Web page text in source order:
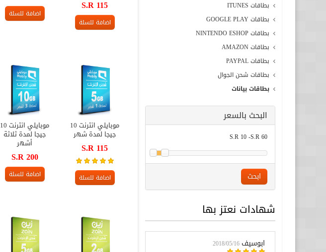
بطاقات ITUNES
بطاقات GOOGLE PLAY
بطاقات NINTENDO ESHOP
بطاقات AMAZON
بطاقات PAYPAL
بطاقات شحن الجوال
بطاقات بيانات
البحث بالسعر
S.R 10-S.R 60
ابحث
شهادات نعتز بها
ابوسيف 2018/05/16
S.R 115
اضافة للسلة
اضافة للسلة
موبايلي انترنت 10
جيجا لمدة شهر
S.R 115
اضافة للسلة
موبايلي انترنت 10
جيجا لمدة ثلاثة
أشهر
S.R 200
اضافة للسلة